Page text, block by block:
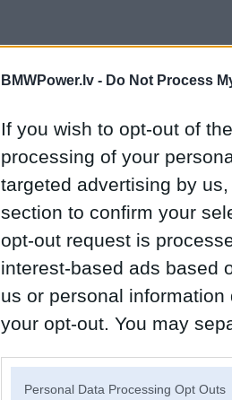
BMWPower.lv - Do Not Process
If you wish to opt-out of
processing of your
targeted advertising by
section to confirm your
opt-out request is
interest-based ads based
us or personal
your opt-out. You may
Personal Data Processing Opt Outs